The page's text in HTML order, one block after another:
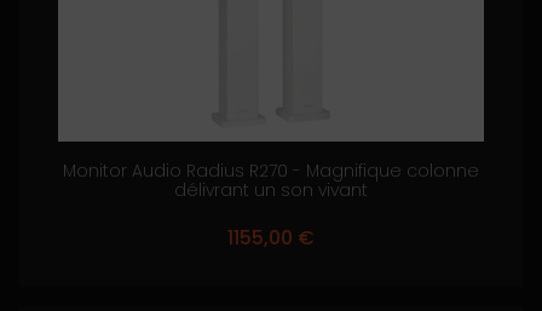
Monitor Audio Radius R270 - Magnifique colonne
délivrant un son vivant
1155,00 €